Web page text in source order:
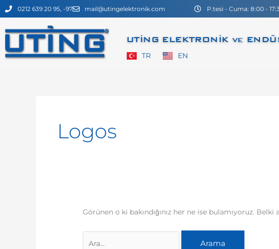
İçeriğe
atla
0212 639 20 95, -97 mail@utingelektronik.com P.tesi - Cuma: 8:00 -
UTİNG ELEKTRONİK ve
TR EN
Logos
Görünen o ki bakındığınız her ne ise bulamıyoruz.